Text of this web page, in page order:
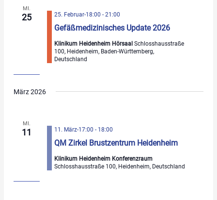
MI.
25
Gefäßmedizinisches Update 2026
25. Februar-18:00 -21:00
Klinikum Heidenheim HörsaalSchlosshausstraße
100, Heidenheim, Baden-Württemberg,
Deutschland
März 2026
MI.
11
QM Zirkel Brustzentrum Heidenheim
11. März-17:00 - 18:00
Klinikum Heidenheim Konferenzraum
Schlosshausstraße 100, Heidenheim, Deutschland